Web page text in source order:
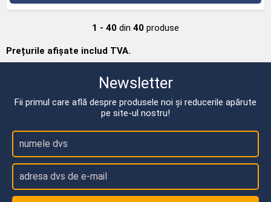
1 - 40 din 40 produse
Prețurile afișate includ TVA.
Newsletter
Fii primul care află despre produsele noi și reducerile apărute
pe site-ul nostru!